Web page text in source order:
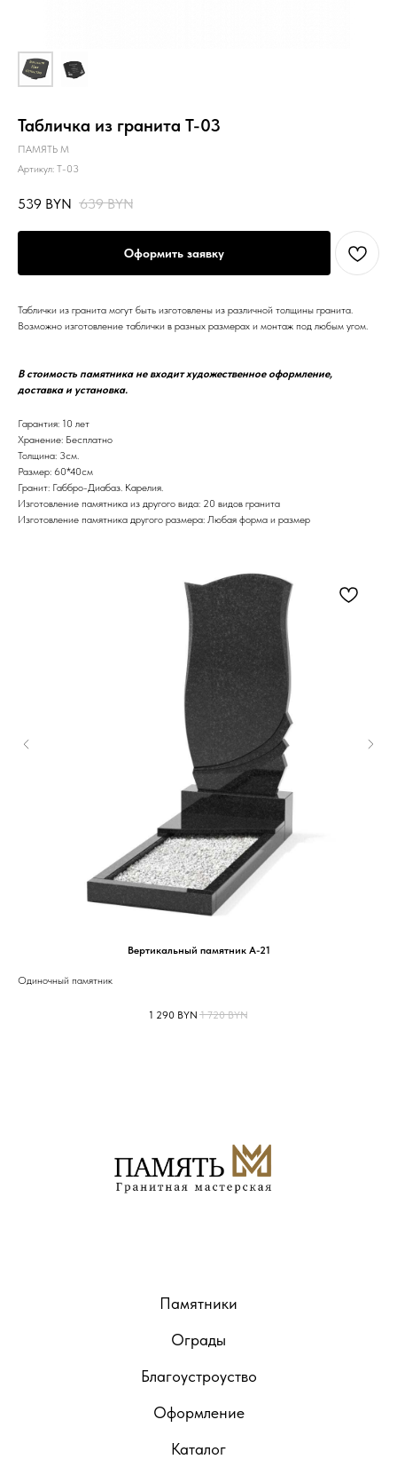
Табличка из гранита T-03
ПАМЯТЬ М
Артикул: Т-03
539 BYN 639 BYN
Оформить заявку
Таблички из гранита могут быть изготовлены из различной толщины гранита.
Возможно изготовление таблички в разных размерах и монтаж под любым угом.
В стоимость памятника не входит художественное оформление,
доставка и установка.
Гарантия: 10 лет
Хранение: Бесплатно
Толщина: 3см.
Размер: 60*40см
Гранит: Габбро-Диабаз. Карелия.
Изготовление памятника из другого вида: 20 видов гранита
Изготовление памятника другого размера: Любая форма и размер
Вертикальный памятник А-21
Одиночный памятник
1 290 BYN 1 720 BYN
Памятники
Ограды
Благоустроуство
Оформление
Каталог